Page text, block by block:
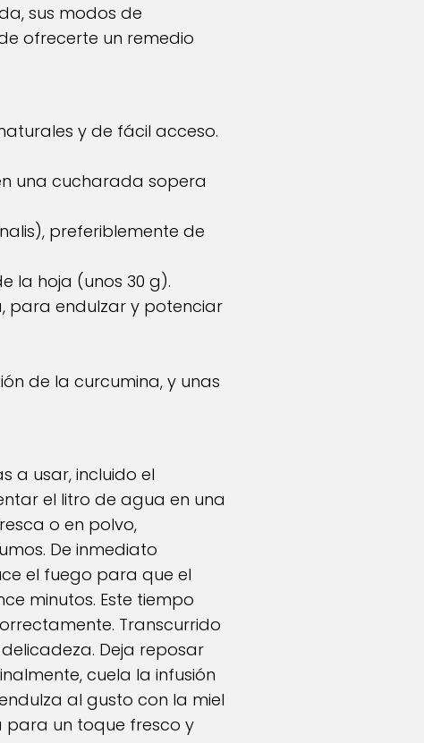
sus modos de
ofrecerte un remedio
y de fácil acceso.
una cucharada sopera
preferiblemente de
la hoja (unos 30 g).
para endulzar y potenciar
de la curcumina, y unas
a usar, incluido el
el litro de agua en una
o en polvo,
De inmediato
el fuego para que el
minutos. Este tiempo
Transcurrido
Deja reposar
cuela la infusión
al gusto con la miel
para un toque fresco y